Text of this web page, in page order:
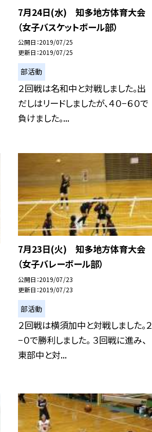
7月24日(水) 知多地方体育大会
（女子バスケットボール部）
公開日 2019/07/25
更新日 2019/07/25
部活動
２回戦は名和中と対戦しました。出
だしはリードしましたが、４０−６０で
負けました。...
7月23日(火) 知多地方体育大会
（女子バレーボール部）
公開日 2019/07/23
更新日 2019/07/23
部活動
２回戦は横須加中と対戦しました。２
−０で勝利しました。 ３回戦に進み、
東部中と対...